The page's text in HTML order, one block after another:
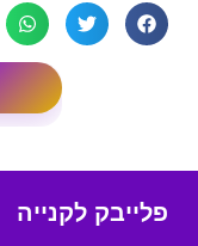
פלייבק לקנייה